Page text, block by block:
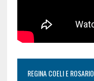
REGINA COELI E ROSARIO